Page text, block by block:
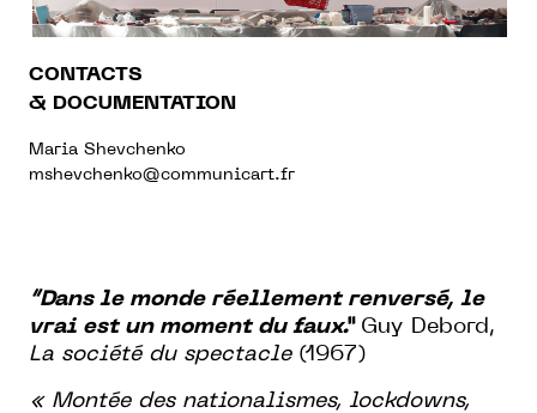
CONTACTS
& DOCUMENTATION
Maria Shevchenko
mshevchenko@communicart.fr
“Dans le monde réellement renversé, le
vrai est un moment du faux.” Guy Debord,
La société du spectacle (1967)
« Montée des nationalismes, lockdowns,